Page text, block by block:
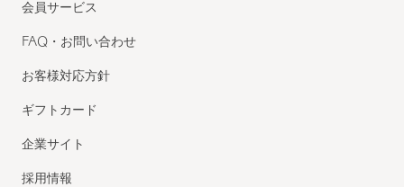
会員サービス
FAQ・お問い合わせ
お客様対応方針
ギフトカード
企業サイト
採用情報